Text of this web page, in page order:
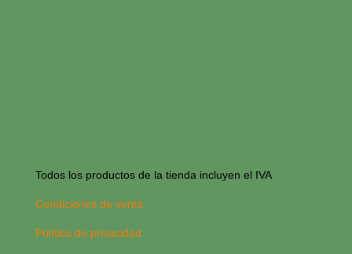
Todos los productos de la tienda incluyen el IVA
Condiciones de venta
Política de privacidad